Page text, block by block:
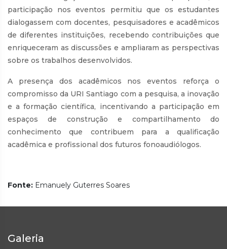
participação nos eventos permitiu que os estudantes
dialogassem com docentes, pesquisadores e acadêmicos
de diferentes instituições, recebendo contribuições que
enriqueceram as discussões e ampliaram as perspectivas
sobre os trabalhos desenvolvidos.
A presença dos acadêmicos nos eventos reforça o
compromisso da URI Santiago com a pesquisa, a inovação
e a formação científica, incentivando a participação em
espaços de construção e compartilhamento do
conhecimento que contribuem para a qualificação
acadêmica e profissional dos futuros fonoaudiólogos.
Fonte: Emanuely Guterres Soares
Galeria